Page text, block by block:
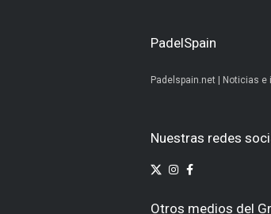
PadelSpain
Padelspain.net | Noticias
Nuestras redes
Otros medios del